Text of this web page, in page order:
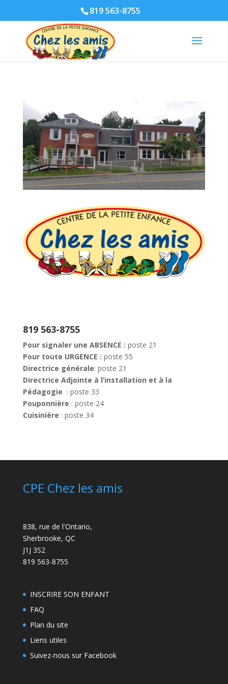
819 563-8755
819 563-8755
Pour signaler une ABSENCE : poste 21
Pour toute URGENCE : poste 55
Directrice générale: poste 21
Directrice Adjointe à l’installation et à la
Pédagogie : poste 33
Pouponnière : poste 24
Cuisinière : poste 34
CPE Chez les amis
838, rue de l'Ontario,
Sherbrooke, QC
J1J 3S2
819 563-8755
INSCRIRE SON ENFANT
FAQ
Plan du site
Liens utiles
Suivez-nous sur Facebook